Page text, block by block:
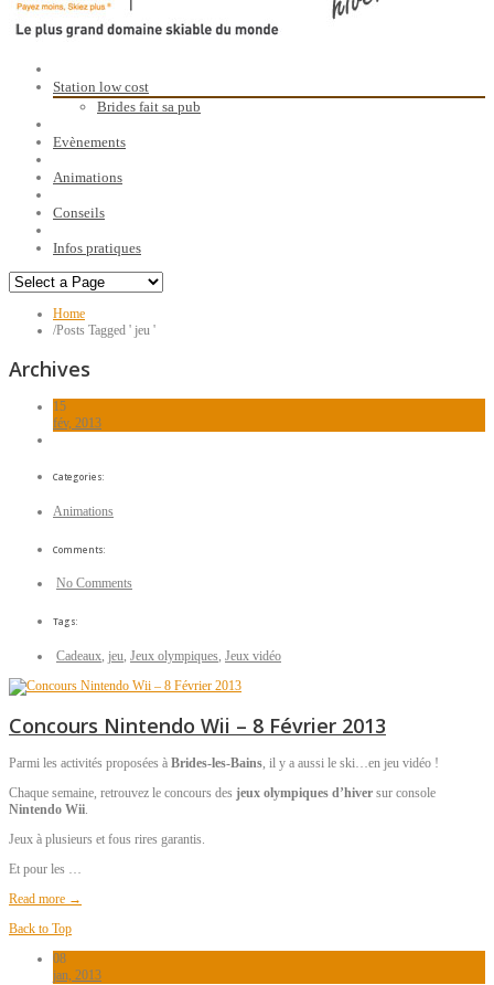
Station low cost
Brides fait sa pub
Evènements
Animations
Conseils
Infos pratiques
Home
/Posts Tagged ' jeu '
Archives
15
fév, 2013
Categories:
Animations
Comments:
No Comments
Tags:
Cadeaux, jeu, Jeux olympiques, Jeux vidéo
Concours Nintendo Wii – 8 Février 2013
Parmi les activités proposées à Brides-les-Bains , il y a aussi le ski…en jeu vidéo !
Chaque semaine, retrouvez le concours des jeux olympiques d’hiver sur console
Nintendo Wii
Jeux à plusieurs et fous rires garantis.
Et pour les …
Read more →
Back to Top
08
jan, 2013